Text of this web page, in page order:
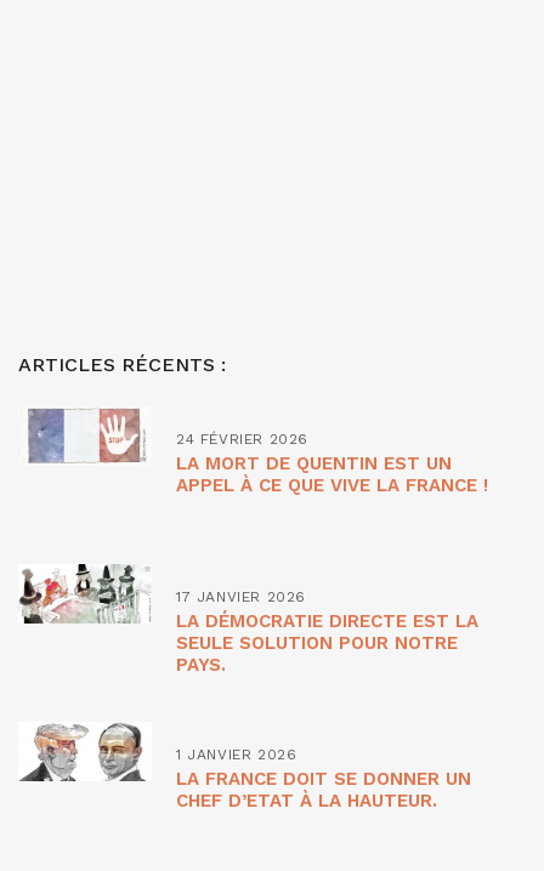
ARTICLES RÉCENTS :
24 FÉVRIER 2026
LA MORT DE QUENTIN EST UN
APPEL À CE QUE VIVE LA FRANCE !
17 JANVIER 2026
LA DÉMOCRATIE DIRECTE EST LA
SEULE SOLUTION POUR NOTRE
PAYS.
1 JANVIER 2026
LA FRANCE DOIT SE DONNER UN
CHEF D’ETAT À LA HAUTEUR.